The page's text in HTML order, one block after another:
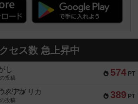
セス数 急上昇中
574 PT
し
投稿
389 PT
スアメリカ
投稿